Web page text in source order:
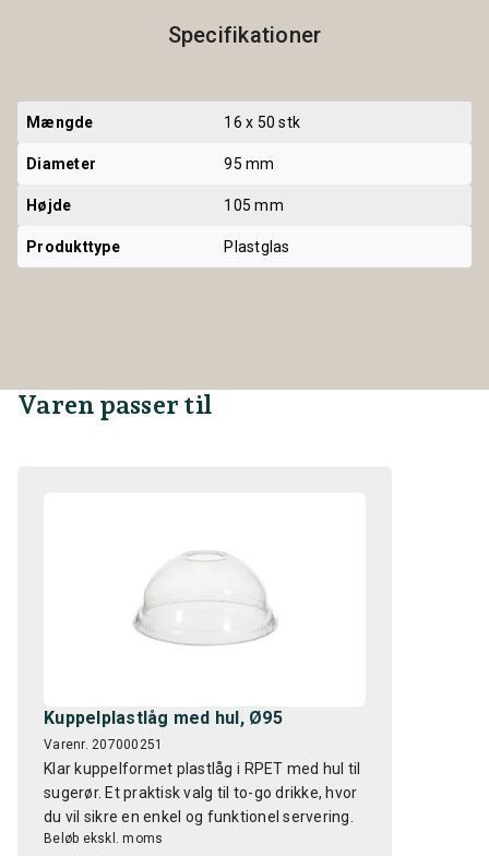
Specifikationer
Mængde 16 x 50 stk
Diameter 95 mm
Højde 105 mm
Produkttype Plastglas
Varen passer til
Kuppelplastlåg med hul, Ø95
Varenr. 207000251
Klar kuppelformet plastlåg i RPET med hul til
sugerør. Et praktisk valg til to-go drikke, hvor
du vil sikre en enkel og funktionel servering.
Beløb ekskl. moms